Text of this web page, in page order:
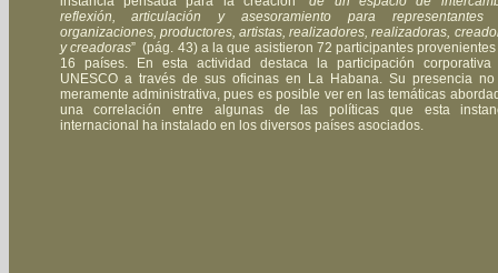
reflexión, articulación y asesoramiento para representantes
organizaciones, productores, artistas, realizadores, realizadoras,
y creadoras” (pág. 43) a la que asistieron 72 participantes
16 países. En esta actividad destaca la participación corporativa
UNESCO a través de sus oficinas en La Habana. Su presencia no
meramente administrativa, pues es posible ver en las temáticas
una correlación entre algunas de las políticas que esta
internacional ha instalado en los diversos países asociados.